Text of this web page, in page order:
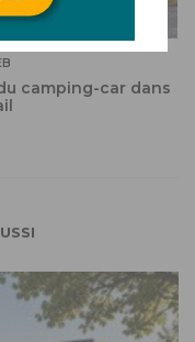
camping-car dans